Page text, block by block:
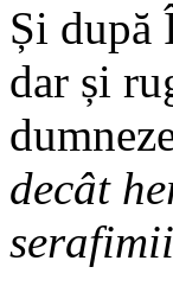
Și după
dar și
decât